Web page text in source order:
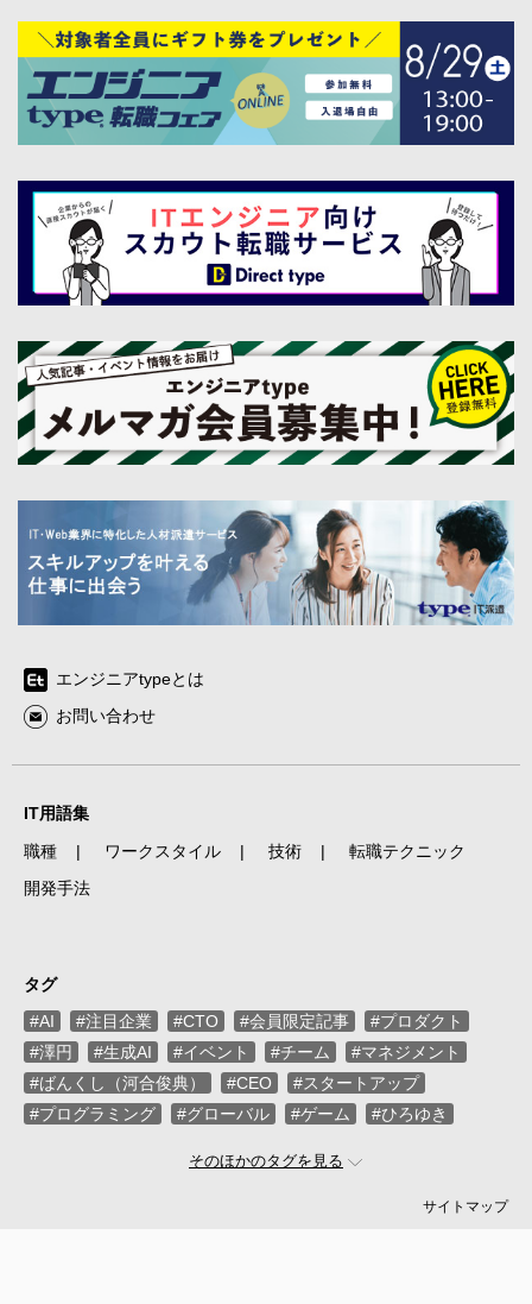
エンジニアtypeとは
お問い合わせ
IT用語集
職種
ワークスタイル 技術
転職テクニック
開発手法
タグ
#AI
#注目企業 #CTO #会員限定記事
#プロダクト
#澤円
#生成AI #イベント #チーム
#マネジメント
#ばんくし（河合俊典）
#CEO
#スタートアップ
#プログラミング
#グローバル #ゲーム
#ひろゆき
そのほかのタグを見る
サイトマップ